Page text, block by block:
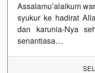
Assalamu’alaikum
syukur ke hadirat
dan karunia-Nya
senantiasa…